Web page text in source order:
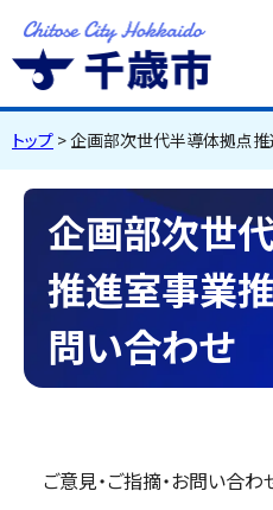
千歳市Chitose City
Hokkaido
トップ > 企画部次世代半導体拠点
企画部次世
推進室事業
問い合わせ
ご意見・ご指摘・お問い合わ